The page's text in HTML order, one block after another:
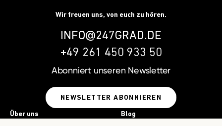
Wir freuen uns, von euch zu hören.
INFO@247GRAD.DE
+49 261 450 933 50
Abonniert unseren Newsletter
NEWSLETTER ABONNIEREN
Über uns
Blog